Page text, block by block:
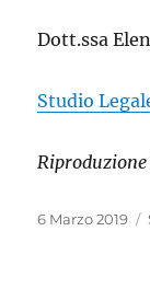
Dott.ssa
Studio
Pubblicato
6 Marzo 2019